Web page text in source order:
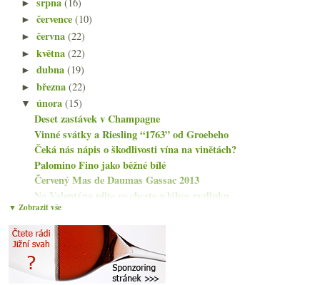
►
►července(10)
►června(22)
►května(22)
►dubna(19)
►března(22)
▼února(15)
Deset zastávek v Champagne
Vinné svátky a Riesling “1763” od Groebeho
Čeká nás nápis o škodlivosti vína na vinětách?
Palomino Fino jako běžné bílé
Červený Mas de Daumas Gassac 2013
Na Valentýna pijte co chcete a láhev ryzlinku
Ryzlink starých keřů od Nika Weise
Ryzlinkáři pijí světle praženou Keňu! Možná…
Čtyři odrůdy od Barbichona a Jacquesson č. 743
Přísný Riesling z Pfalze a chlastací z Rheingau
„Můj milý deníčku“ o spotřebě vína, degustačních p...
▼ Zobrazit vše